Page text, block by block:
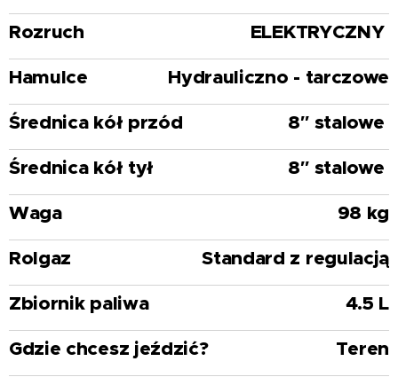
Rozruch
ELEKTRYCZNY
Hamulce
Hydrauliczno - tarczowe
Średnica kół przód
8″ stalowe
Średnica kół tył
8″ stalowe
Waga
98 kg
Rolgaz
Standard z regulacją
Zbiornik paliwa
4.5 L
Gdzie chcesz jeździć?
Teren